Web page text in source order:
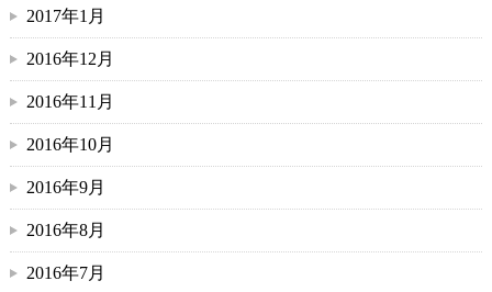
2017年1月
2016年12月
2016年11月
2016年10月
2016年9月
2016年8月
2016年7月